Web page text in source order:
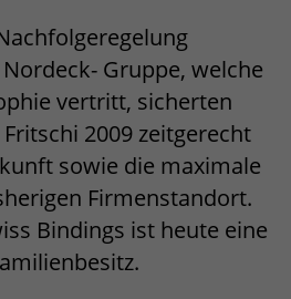
Gruppe, welche
vertritt, sicherten
2009 zeitgerecht
sowie die maximale
Firmenstandort.
Bindings ist heute eine